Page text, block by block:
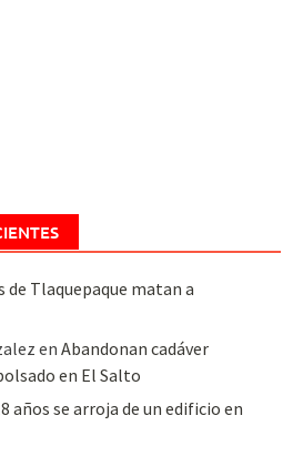
de Tlaquepaque matan a
enAbandonan cadáver
en El Salto
años se arroja de un edificio en